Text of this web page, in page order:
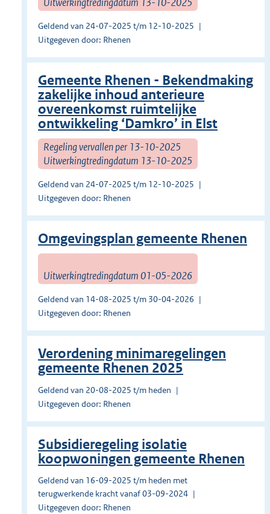
Geldend van 24-07-2025 t/m 12-10-2025
Uitgegeven door: Rhenen
Gemeente Rhenen - Bekendmaking
zakelijke inhoud anterieure
overeenkomst ruimtelijke
ontwikkeling ‘Damkro’ in Elst
Regeling vervallen per 13-10-2025
Uitwerkingtredingdatum 13-10-2025
Geldend van 24-07-2025 t/m 12-10-2025
Uitgegeven door: Rhenen
Omgevingsplan gemeente Rhenen
Uitwerkingtredingdatum 01-05-2026
Geldend van 14-08-2025 t/m 30-04-2026
Uitgegeven door: Rhenen
Verordening minimaregelingen
gemeente Rhenen 2025
Geldend van 20-08-2025 t/m heden
Uitgegeven door: Rhenen
Subsidieregeling isolatie
koopwoningen gemeente Rhenen
Geldend van 16-09-2025 t/m heden met
terugwerkende kracht vanaf 03-09-2024
Uitgegeven door: Rhenen